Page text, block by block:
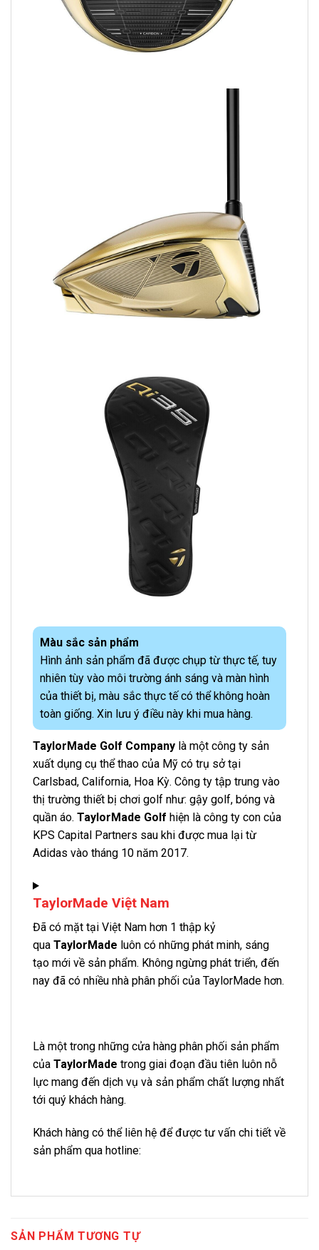
Màu sắc sản phẩm
Hình ảnh sản phẩm đã được chụp từ thực tế, tuy
nhiên tùy vào môi trường ánh sáng và màn hình
của thiết bị, màu sắc thực tế có thể không hoàn
toàn giống. Xin lưu ý điều này khi mua hàng.
TaylorMade Golf Company là một công ty sản
xuất dụng cụ thể thao của Mỹ có trụ sở tại
Carlsbad, California, Hoa Kỳ. Công ty tập trung vào
thị trường thiết bị chơi golf như: gậy golf, bóng và
quần áo. TaylorMade Golf hiện là công ty con của
KPS Capital Partners sau khi được mua lại từ
Adidas vào tháng 10 năm 2017.
TaylorMade Việt Nam
Đã có mặt tại Việt Nam hơn 1 thập kỷ
qua TaylorMade luôn có những phát minh, sáng
tạo mới về sản phẩm. Không ngừng phát triển, đến
nay đã có nhiều nhà phân phối của TaylorMade hơn.
Là một trong những cửa hàng phân phối sản phẩm
của TaylorMade trong giai đoạn đầu tiên luôn nỗ
lực mang đến dịch vụ và sản phẩm chất lượng nhất
tới quý khách hàng.
Khách hàng có thể liên hệ để được tư vấn chi tiết về
sản phẩm qua hotline:
SẢN PHẨM TƯƠNG TỰ